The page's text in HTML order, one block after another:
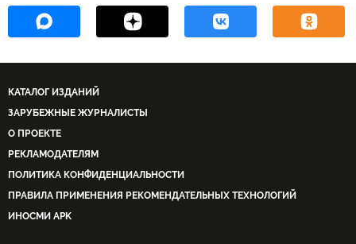
КАТАЛОГ ИЗДАНИЙ
ЗАРУБЕЖНЫЕ ЖУРНАЛИСТЫ
О ПРОЕКТЕ
РЕКЛАМОДАТЕЛЯМ
ПОЛИТИКА КОНФИДЕНЦИАЛЬНОСТИ
ПРАВИЛА ПРИМЕНЕНИЯ РЕКОМЕНДАТЕЛЬНЫХ ТЕХНОЛОГИЙ
ИНОСМИ APK